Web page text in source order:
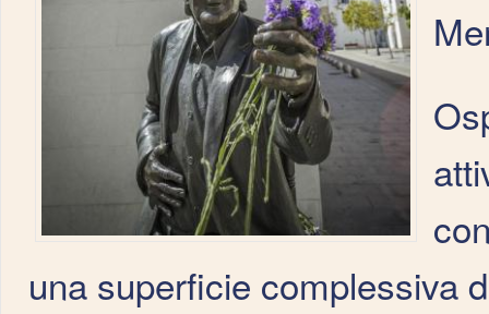
una superficie complessiva